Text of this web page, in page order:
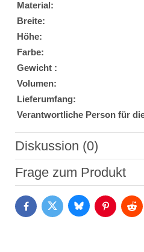
Material:
Breite:
Höhe:
Farbe:
Gewicht :
Volumen:
Lieferumfang:
Verantwortliche Person für
Diskussion (0)
Neuer Kommentar
Frage zum Produkt
FacebookTwitter BlueskyPinterest